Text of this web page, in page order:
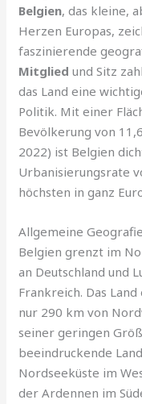
Belgien, das kleine,
Herzen Europas,
faszinierende
Mitglied und Sitz
das Land eine
Politik. Mit einer
Bevölkerung von
2022) ist Belgien
Urbanisierungsrate
höchsten in ganz
Allgemeine Geografie
Belgien grenzt im
an Deutschland und
Frankreich. Das
nur 290 km von
seiner geringen
beeindruckende
Nordseeküste im
der Ardennen im